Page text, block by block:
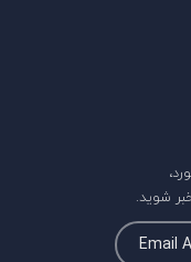
شوید.